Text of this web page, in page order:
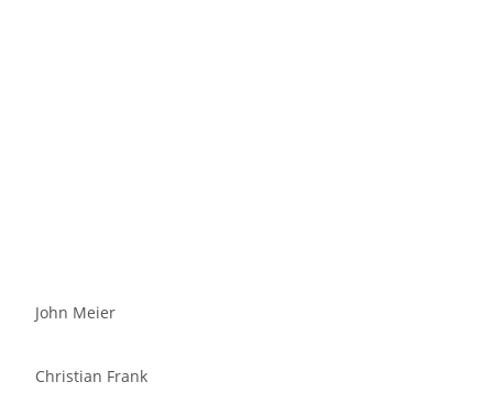
John Meier
Christian Frank